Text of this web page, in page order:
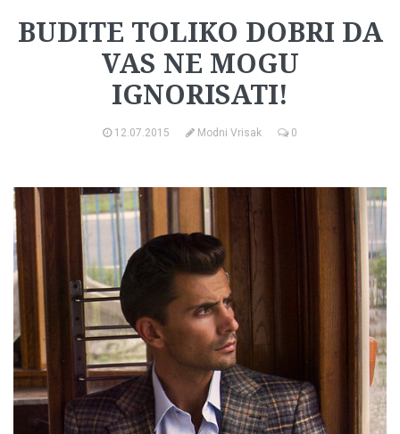
BUDITE TOLIKO DOBRI DA
VAS NE MOGU
IGNORISATI!
12.07.2015 Modni Vrisak 0